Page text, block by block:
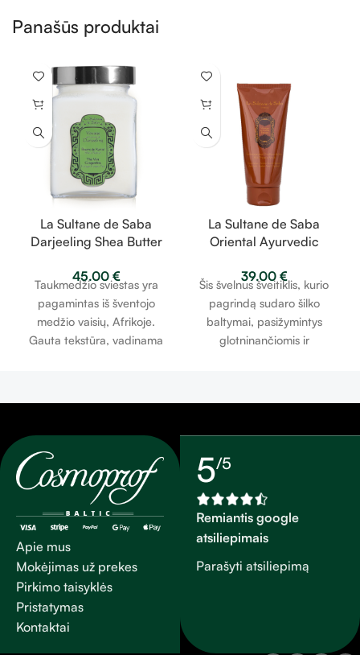
Panašūs produktai
La Sultane de Saba
Darjeeling Shea Butter
arbata – taukmedžio
sviestas 300g
45.00 €
Taukmedžio sviestas yra
pagamintas iš šventojo
medžio vaisių, Afrikoje.
Gauta tekstūra, vadinama
plaukus nuo išsausėjimo. Tai
natūrali, visapusiška
priežiūra. Jis taip pat gali
būti naudojamas maitinant
ir atkuriant plaukų blizgesį
bei gyvybingumą.
La Sultane de Saba
Oriental Ayurvedic
gintaras, vanilė, pačiulis
– šilko baltymų kūno
šveitiklis 200g
39.00 €
Šis švelnus šveitiklis, kurio
pagrindą sudaro šilko
baltymai, pasižymintys
glotninančiomis ir
kvapą.
Apie mus
Mokėjimas už prekes
Pirkimo taisyklės
Pristatymas
Kontaktai
5/5
Remiantis google
atsiliepimais
Parašyti atsiliepimą